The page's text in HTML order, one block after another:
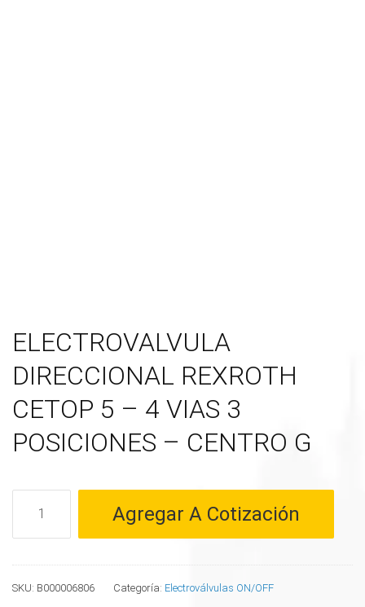
ELECTROVALVULA
DIRECCIONAL REXROTH
CETOP 5 – 4 VIAS 3
POSICIONES – CENTRO G
DIRECCIONAL
REXROTH
CETOP
5
Agregar A Cotización
SKU: B000006806 Categoría: Electroválvulas ON/OFF